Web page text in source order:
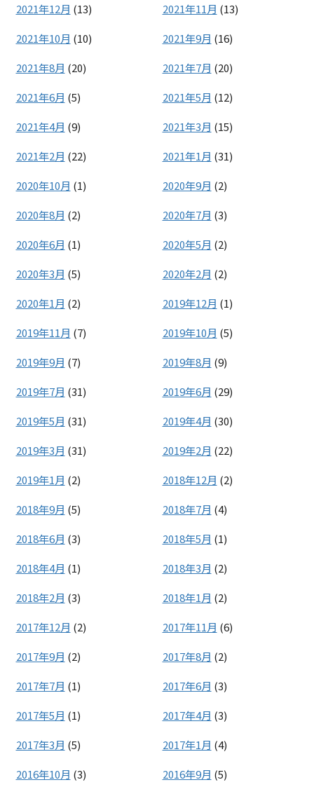
2021年12月 (13) 2021年11月 (13)
2021年10月 (10) 2021年9月 (16)
2021年8月 (20) 2021年7月 (20)
2021年6月 (5) 2021年5月 (12)
2021年4月 (9) 2021年3月 (15)
2021年2月 (22) 2021年1月 (31)
2020年10月 (1) 2020年9月 (2)
2020年8月 (2) 2020年7月 (3)
2020年6月 (1) 2020年5月 (2)
2020年3月 (5) 2020年2月 (2)
2020年1月 (2) 2019年12月 (1)
2019年11月 (7) 2019年10月 (5)
2019年9月 (7) 2019年8月 (9)
2019年7月 (31) 2019年6月 (29)
2019年5月 (31) 2019年4月 (30)
2019年3月 (31) 2019年2月 (22)
2019年1月 (2) 2018年12月 (2)
2018年9月 (5) 2018年7月 (4)
2018年6月 (3) 2018年5月 (1)
2018年4月 (1) 2018年3月 (2)
2018年2月 (3) 2018年1月 (2)
2017年12月 (2) 2017年11月 (6)
2017年9月 (2) 2017年8月 (2)
2017年7月 (1) 2017年6月 (3)
2017年5月 (1) 2017年4月 (3)
2017年3月 (5) 2017年1月 (4)
2016年10月 (3) 2016年9月 (5)